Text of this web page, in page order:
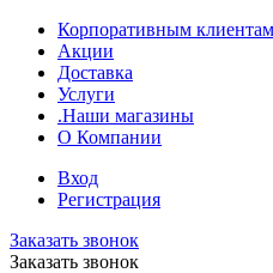
Корпоративным клиентам
Акции
Доставка
Услуги
.Наши магазины
О Компании
Вход
Регистрация
Заказать звонок
Заказать звонок